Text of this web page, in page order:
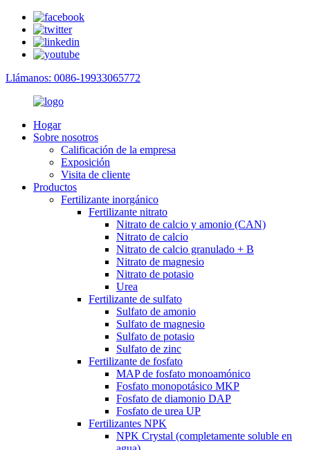
Llámanos: 0086-19933065772
Hogar
Sobre nosotros
Calificación de la empresa
Exposición
Visita de cliente
Productos
Fertilizante inorgánico
Fertilizante nitrato
Nitrato de calcio y amonio (CAN)
Nitrato de calcio
Nitrato de calcio granulado + B
Nitrato de magnesio
Nitrato de potasio
Urea
Fertilizante de sulfato
Sulfato de amonio
Sulfato de magnesio
Sulfato de potasio
Sulfato de zinc
Fertilizante de fosfato
MAP de fosfato monoamónico
Fosfato monopotásico MKP
Fosfato de diamonio DAP
Fosfato de urea UP
Fertilizantes NPK
NPK Crystal (completamente soluble en